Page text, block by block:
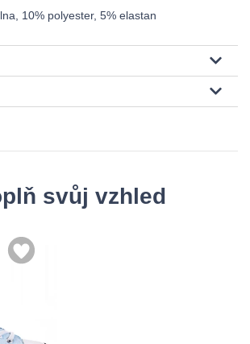
10% polyester, 5% elastan
svůj vzhled